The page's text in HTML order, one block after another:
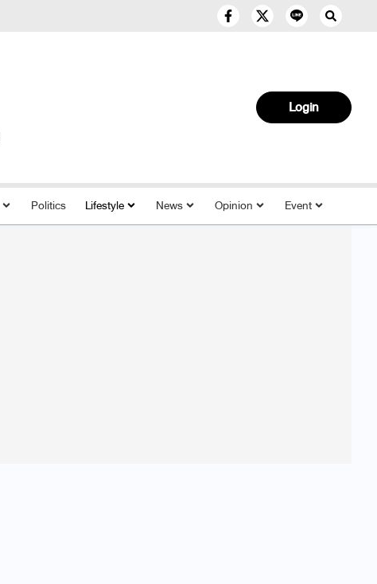
Login
Politics Lifestyle News Opinion Event